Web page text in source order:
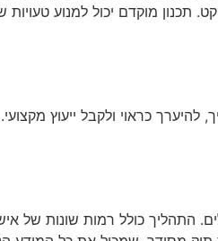
תכנון מוקדם יכול למנוע טעויות
כראוי ולקבל ייעוץ מקצועי.
התהליך כולל רמות שונות של